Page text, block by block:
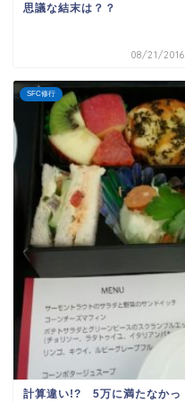
思議な結末は？？
08/21/2016
SFC修行
計算違い!? 5万に満たなかっ